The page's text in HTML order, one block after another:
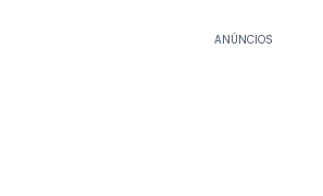
ANÚNCIOS